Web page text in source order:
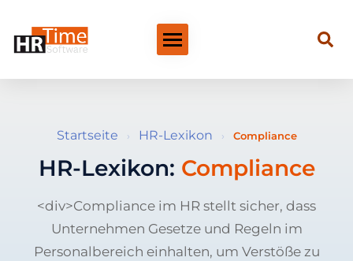
Startseite › HR-Lexikon › Compliance
HR-Lexikon: Compliance
<div>Compliance im HR stellt sicher, dass
Unternehmen Gesetze und Regeln im
Personalbereich einhalten, um Verstöße zu